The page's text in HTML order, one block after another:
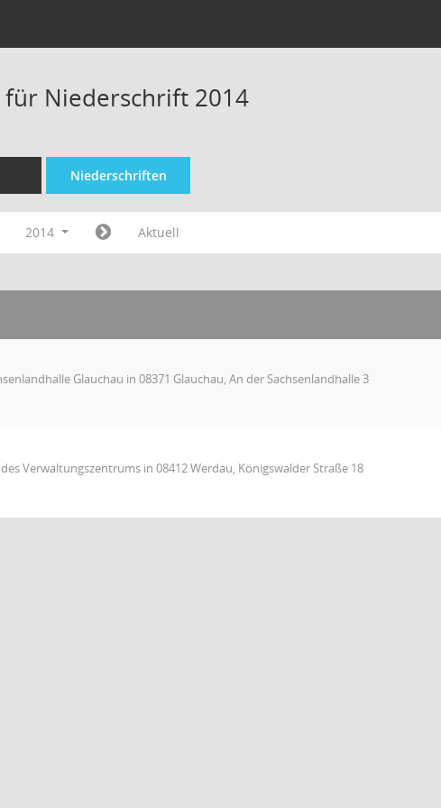
für Niederschrift 2014
Niederschriften
2014 Aktuell
Glauchau in 08371 Glauchau, An der Sachsenlandhalle 3
Verwaltungszentrums in 08412 Werdau, Königswalder Straße 18